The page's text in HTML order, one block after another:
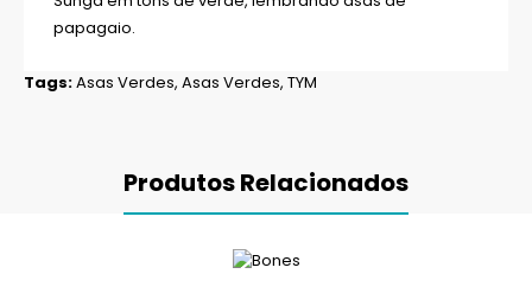
papagaio.
Tags:Asas Verdes, Asas Verdes, TYM
Produtos Relacionados